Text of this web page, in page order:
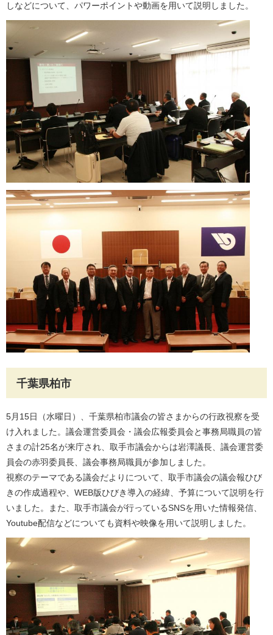
しなどについて、パワーポイントや動画を用いて説明しました。
千葉県柏市
5月15日（水曜日）、千葉県柏市議会の皆さまからの行政視察を受
け入れました。議会運営委員会・議会広報委員会と事務局職員の皆
さまの計25名が来庁され、取手市議会からは岩澤議長、議会運営委
員会の赤羽委員長、議会事務局職員が参加しました。
視察のテーマである議会だよりについて、取手市議会の議会報ひび
きの作成過程や、WEB版ひびき導入の経緯、予算について説明を行
いました。また、取手市議会が行っているSNSを用いた情報発信、
Youtube配信などについても資料や映像を用いて説明しました。